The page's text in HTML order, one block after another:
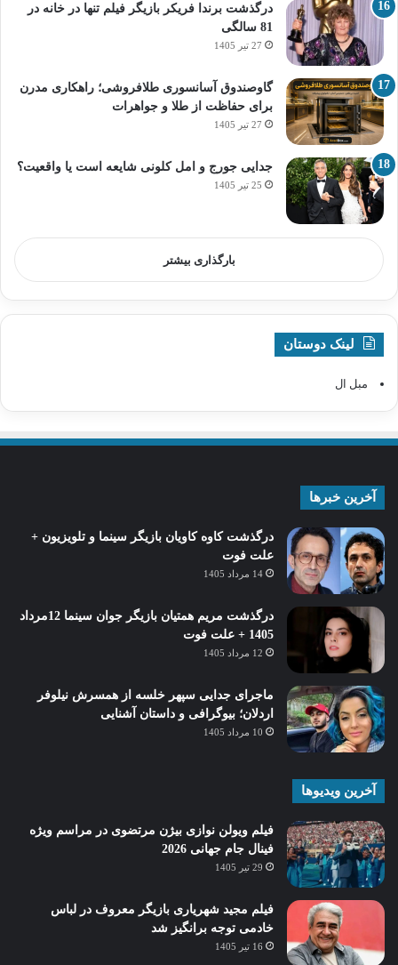
درگذشت برندا فریکر بازیگر فیلم تنها در خانه در
81 سالگی
27 تیر 1405
گاوصندوق آسانسوری طلافروشی؛ راهکاری مدرن
برای حفاظت از طلا و جواهرات
27 تیر 1405
جدایی جورج و امل کلونی شایعه است یا واقعیت؟
25 تیر 1405
بارگذاری بیشتر
لینک دوستان
مبل ال
آخرین خبرها
درگذشت کاوه کاویان بازیگر سینما و تلویزیون +
علت فوت
14 مرداد 1405
درگذشت مریم همتیان بازیگر جوان سینما 12مرداد
1405 + علت فوت
12 مرداد 1405
ماجرای جدایی سپهر خلسه از همسرش نیلوفر
اردلان؛ بیوگرافی و داستان آشنایی
10 مرداد 1405
آخرین ویدیوها
فیلم ویولن نوازی بیژن مرتضوی در مراسم ویژه
فینال جام جهانی 2026
29 تیر 1405
فیلم مجید شهریاری بازیگر معروف در لباس
خادمی توجه برانگیز شد
16 تیر 1405